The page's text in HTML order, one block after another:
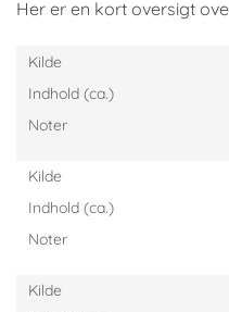
Her er en kort oversigt